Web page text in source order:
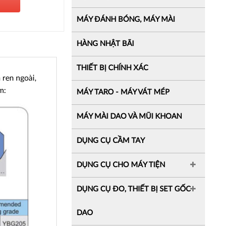
MÁY ĐÁNH BÓNG, MÁY MÀI
HÀNG NHẬT BÃI
THIẾT BỊ CHÍNH XÁC
MÁY TARO - MÁY VÁT MÉP
MÁY MÀI DAO VÀ MŨI KHOAN
DỤNG CỤ CẦM TAY
DỤNG CỤ CHO MÁY TIỆN
DỤNG CỤ ĐO, THIẾT BỊ SET GỐC
DAO
ngoài,